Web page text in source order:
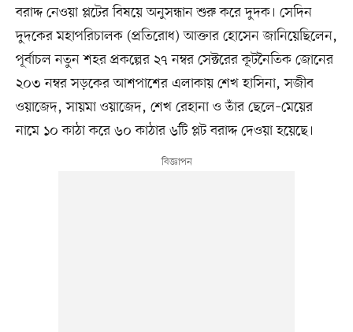
বরাদ্দ নেওয়া প্লটের বিষয়ে অনুসন্ধান শুরু করে দুদক। সেদিন
দুদকের মহাপরিচালক (প্রতিরোধ) আক্তার হোসেন জানিয়েছিলেন,
পূর্বাচল নতুন শহর প্রকল্পের ২৭ নম্বর সেক্টরের কূটনৈতিক জোনের
২০৩ নম্বর সড়কের আশপাশের এলাকায় শেখ হাসিনা, সজীব
ওয়াজেদ, সায়মা ওয়াজেদ, শেখ রেহানা ও তাঁর ছেলে–মেয়ের
নামে ১০ কাঠা করে ৬০ কাঠার ৬টি প্লট বরাদ্দ দেওয়া হয়েছে।